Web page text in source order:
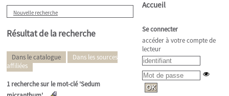
Nouvelle recherche
Résultat de la recherche
Dans le catalogue
Dans les sources
affiliées
1recherche sur le mot-clé'Sedum
Accueil
Se connecter
accéder à votre compte de
lecteur